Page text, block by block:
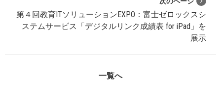
第４回教育ITソリューションEXPO：富士ゼロックスシ
ステムサービス「デジタルリンク成績表 for iPad」を
展示
一覧へ